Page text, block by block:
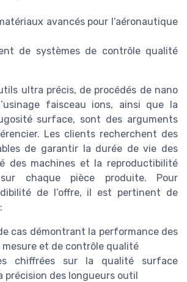
avancés pour l’aéronautique
de systèmes de contrôle qualité
ultra précis, de procédés de nano
faisceau ions, ainsi que la
surface, sont des arguments
Les clients recherchent des
de garantir la durée de vie des
des machines et la reproductibilité
chaque pièce produite. Pour
de l’offre, il est pertinent de
cas démontrant la performance des
mesure et de contrôle qualité
chiffrées sur la qualité surface
précision des longueurs outil